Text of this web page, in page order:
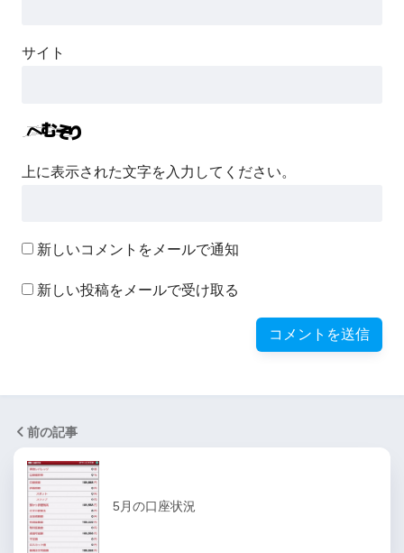
サイト
上に表示された文字を入力してください。
新しいコメントをメールで通知
新しい投稿をメールで受け取る
前の記事
5月の口座状況